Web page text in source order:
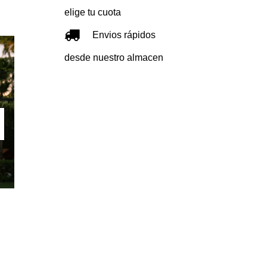
elige tu cuota
Envios rápidos
desde nuestro almacen